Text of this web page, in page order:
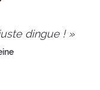
dingue ! »